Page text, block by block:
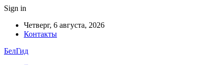
Sign in
Четверг, 6 августа, 2026
Контакты
БелГид